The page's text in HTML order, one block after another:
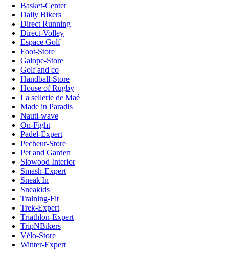
Basket-Center
Daily Bikers
Direct Running
Direct-Volley
Espace Golf
Foot-Store
Galope-Store
Golf and co
Handball-Store
House of Rugby
La sellerie de Maé
Made in Paradis
Nauti-wave
On-Fight
Padel-Expert
Pecheur-Store
Pet and Garden
Slowood Interior
Smash-Expert
Sneak'In
Sneakids
Training-Fit
Trek-Expert
Triathlon-Expert
TripNBikers
Vélo-Store
Winter-Expert